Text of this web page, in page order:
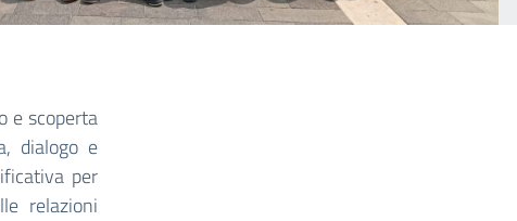
e scoperta
dialogo e
per
relazioni